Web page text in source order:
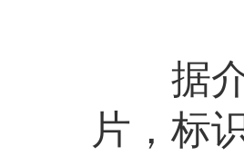
据介
片，标